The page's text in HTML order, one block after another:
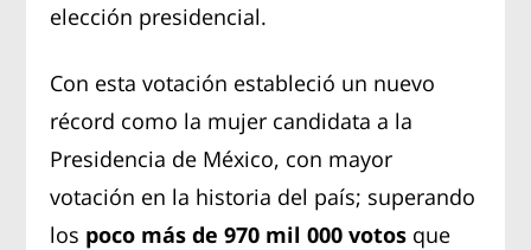
elección presidencial.
Con esta votación estableció un nuevo
récord como la mujer candidata a la
Presidencia de México, con mayor
votación en la historia del país; superando
los poco más de 970 mil 000 votos que